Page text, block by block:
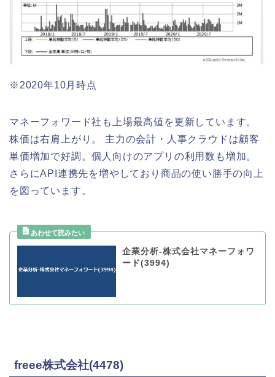
※2020年10月時点
マネーフォワード社も上場最高値を更新しています。
株価は右肩上がり。 主力の会計・人事クラウドは顧客
単価増加で好調。個人向けのアプリの利用数も増加。
さらにAPI連携先を増やしており商品の使い勝手の向上
を図っています。
企業分析-株式会社マネーフォワ
ード(3994)
freee株式会社(4478)